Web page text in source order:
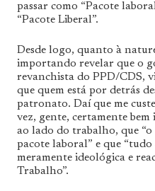
passar como “Pacote
“Pacote Liberal”.
Desde logo, quanto à
importando revelar que o
revanchista do PPD/CDS,
que quem está por detrás
patronato. Daí que me
vez, gente, certamente
ao lado do trabalho, que
pacote laboral” e que
meramente ideológica e
Trabalho”.